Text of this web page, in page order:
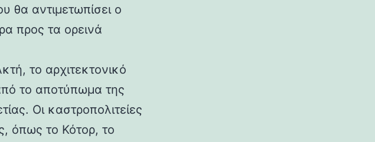
θα αντιμετωπίσει ο
προς τα ορεινά
το αρχιτεκτονικό
το αποτύπωμα της
Οι καστροπολιτείες
όπως το Κότορ, το